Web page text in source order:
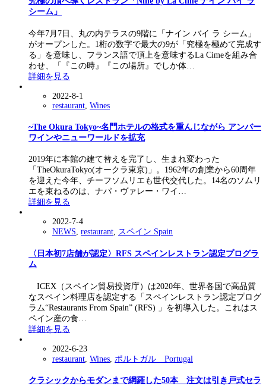
シーム」
今年7月7日、丸の内テラスの9階に「ナイン バイ ラ シーム」
がオープンした。1桁の数字で最大の9が「究極を極めて完成す
る」を意味し、フランス語で頂上を意味するLa Cimeを組み合
わせ、「『この時』『この場所』でしか体…
詳細を見る
2022-8-1
restaurant, Wines
~The Okura Tokyo~名門ホテルの格式を重んじながら アンバー
ワインやニューワールドを拡充
2019年に本館の建て替えを完了し、生まれ変わった
「TheOkuraTokyo(オークラ東京)」。1962年の創業から60周年
を迎えた今年、チーフソムリエも世代交代した。14名のソムリ
エを束ねるのは、ナパ・ヴァレー・ワイ…
詳細を見る
2022-7-4
NEWS, restaurant, スペイン Spain
〈日本初7店舗が認定〉RFS スペインレストラン認定プログラ
ム
ICEX（スペイン貿易投資庁）は2020年、世界各国で高品質
なスペイン料理店を認定する「スペインレストラン認定プログ
ラム“Restaurants From Spain” (RFS) 」を初導入した。これはス
ペイン産の食…
詳細を見る
2022-6-23
restaurant Wines ポルトガル Portugal
クラシックからモダンまで網羅した50本 注文は引き戸式セラ